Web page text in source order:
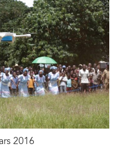
2016